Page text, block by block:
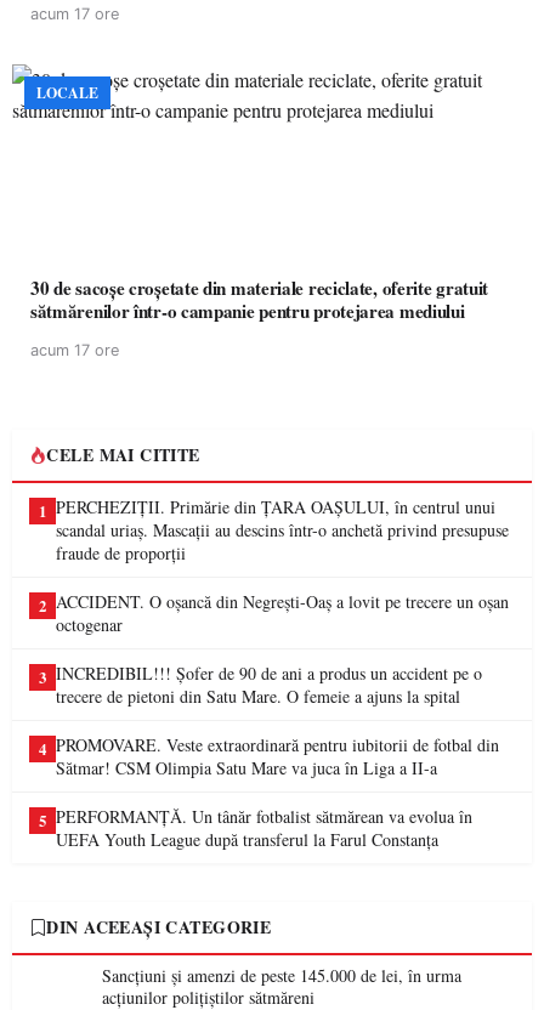
acum 17 ore
LOCALE
30 de sacoșe croșetate din materiale reciclate, oferite gratuit
sătmărenilor într-o campanie pentru protejarea mediului
acum 17 ore
CELE MAI CITITE
1 PERCHEZIȚII. Primărie din ȚARA OAȘULUI, în centrul unui
scandal uriaș. Mascații au descins într-o anchetă privind presupuse
fraude de proporții
2 ACCIDENT. O oșancă din Negrești-Oaș a lovit pe trecere un oșan
octogenar
3 INCREDIBIL!!! Șofer de 90 de ani a produs un accident pe o
trecere de pietoni din Satu Mare. O femeie a ajuns la spital
4 PROMOVARE. Veste extraordinară pentru iubitorii de fotbal din
Sătmar! CSM Olimpia Satu Mare va juca în Liga a II-a
5 PERFORMANȚĂ. Un tânăr fotbalist sătmărean va evolua în
UEFA Youth League după transferul la Farul Constanța
DIN ACEEAȘI CATEGORIE
Sancțiuni și amenzi de peste 145.000 de lei, în urma
acțiunilor polițiștilor sătmăreni